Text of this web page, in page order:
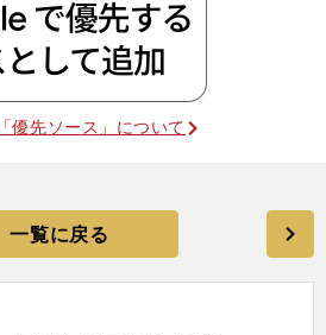
優先ソース」について
一覧に戻る